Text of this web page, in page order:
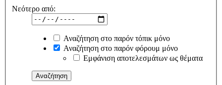
Νεότερο από:
Αναζήτηση στο παρόν τόπικ μόνο
Αναζήτηση στο παρόν φόρουμ μόνο
Εμφάνιση αποτελεσμάτων ως θέματα